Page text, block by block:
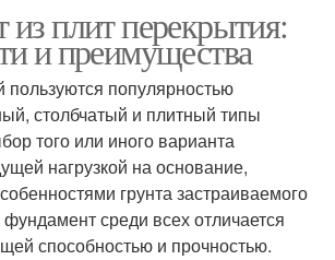
плит перекрытия:
и преимущества
пользуются популярностью
столбчатый и плитный типы
того или иного варианта
нагрузкой на основание,
грунта застраиваемого
среди всех отличается
способностью и прочностью.